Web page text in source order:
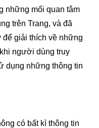
những mổi quan tâm
trên Trang, và đã
để giải thích về những
người dùng truy
dụng những thông tin
có bất kì thông tin